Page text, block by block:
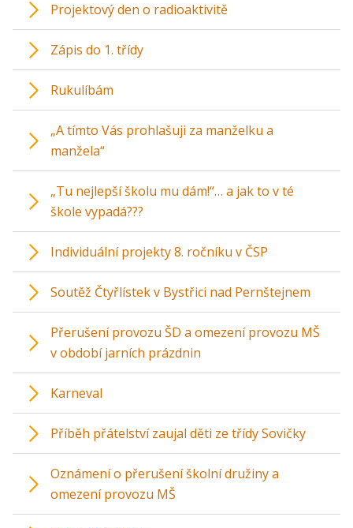
Projektový den o radioaktivitě
Zápis do 1. třídy
Rukulíbám
„A tímto Vás prohlašuji za manželku a
manžela“
„Tu nejlepší školu mu dám!“… a jak to v té
škole vypadá???
Individuální projekty 8. ročníku v ČSP
Soutěž Čtyřlístek v Bystřici nad Pernštejnem
Přerušení provozu ŠD a omezení provozu MŠ
v období jarních prázdnin
Karneval
Příběh přátelství zaujal děti ze třídy Sovičky
Oznámení o přerušení školní družiny a
omezení provozu MŠ